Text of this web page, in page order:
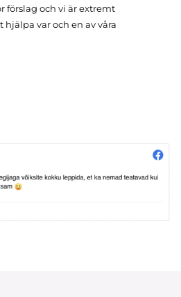
förslag och vi är extremt
hjälpa var och en av våra